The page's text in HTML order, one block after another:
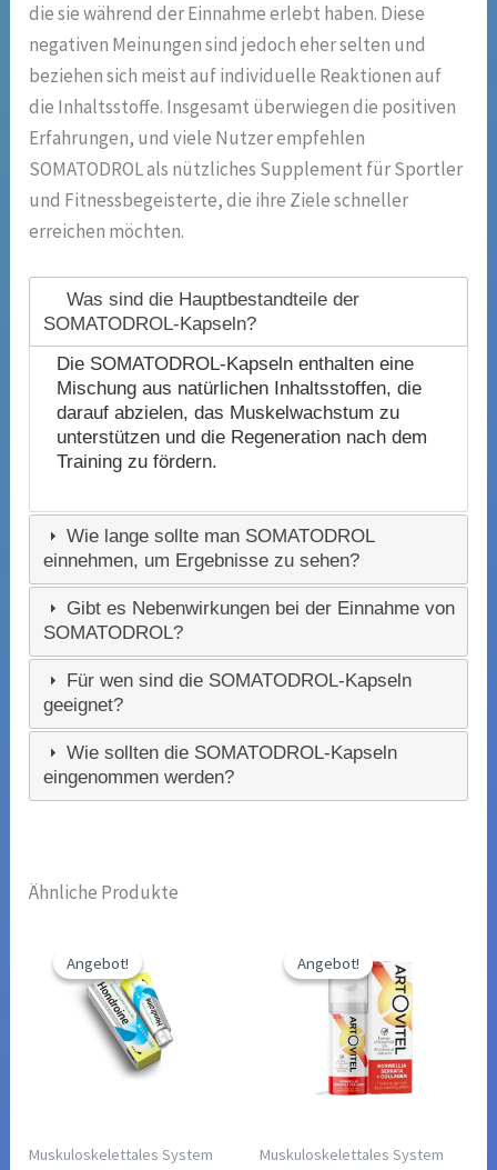
die sie während der Einnahme erlebt haben. Diese
negativen Meinungen sind jedoch eher selten und
beziehen sich meist auf individuelle Reaktionen auf
die Inhaltsstoffe. Insgesamt überwiegen die positiven
Erfahrungen, und viele Nutzer empfehlen
SOMATODROL als nützliches Supplement für Sportler
und Fitnessbegeisterte, die ihre Ziele schneller
erreichen möchten.
Was sind die Hauptbestandteile der
SOMATODROL-Kapseln?
Die SOMATODROL-Kapseln enthalten eine
Mischung aus natürlichen Inhaltsstoffen, die
darauf abzielen, das Muskelwachstum zu
unterstützen und die Regeneration nach dem
Training zu fördern.
Wie lange sollte man SOMATODROL
einnehmen, um Ergebnisse zu sehen?
Gibt es Nebenwirkungen bei der Einnahme von
SOMATODROL?
Für wen sind die SOMATODROL-Kapseln
geeignet?
Wie sollten die SOMATODROL-Kapseln
eingenommen werden?
Ähnliche Produkte
Angebot!
Angebot!
Muskuloskelettales System
Angebot!
Angebot!
Muskuloskelettales System